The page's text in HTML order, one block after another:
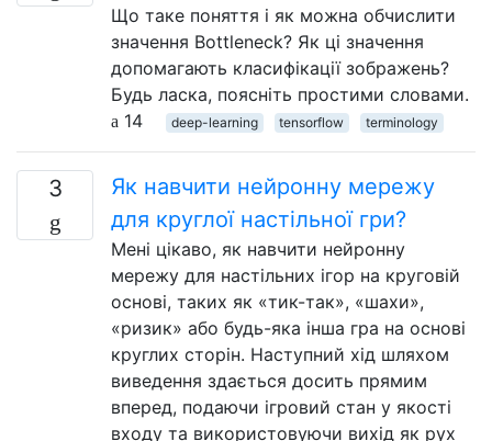
Що таке поняття і як можна обчислити
значення Bottleneck? Як ці значення
допомагають класифікації зображень?
Будь ласка, поясніть простими словами.
14
deep-learning tensorflow terminology
3
Як навчити нейронну мережу
для круглої настільної гри?
Мені цікаво, як навчити нейронну
мережу для настільних ігор на круговій
основі, таких як «тик-так», «шахи»,
«ризик» або будь-яка інша гра на основі
круглих сторін. Наступний хід шляхом
виведення здається досить прямим
вперед, подаючи ігровий стан у якості
входу та використовуючи вихід як рух